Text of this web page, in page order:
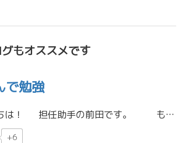
もオススメです
で勉強
こんにちは！ 担任助手の前田です。 もうすぐ夏休みが終わりますが、充実した夏休みを過ごすことはできましたか。 東進に来て勉強を頑張ったこと、どこかへ旅行したこと、お祭りに行ったことなどおそらくたくさんの思い […]
+6